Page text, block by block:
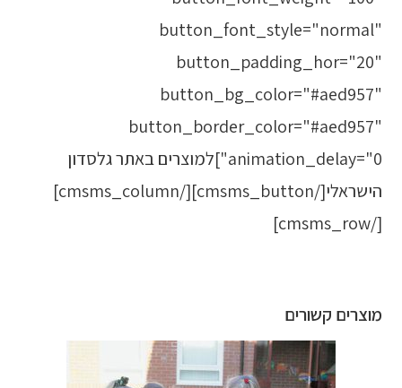
button_font_style="normal"
button_padding_hor="20"
button_bg_color="#aed957"
button_border_color="#aed957"
animation_delay="0"]למוצרים באתר גלסדון
הישראלי[/cmsms_button][/cmsms_column]
[/cmsms_row]
מוצרים קשורים